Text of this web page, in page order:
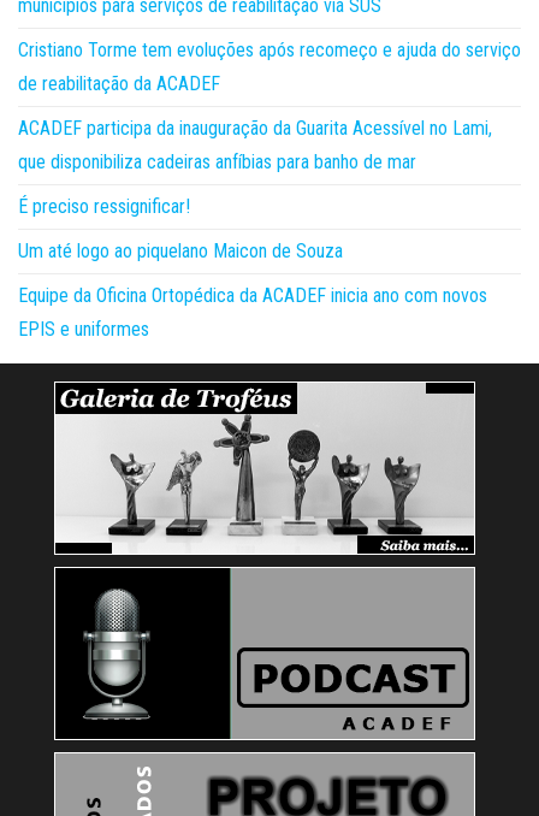
municípios para serviços de reabilitação via SUS
Cristiano Torme tem evoluções após recomeço e ajuda do serviço
de reabilitação da ACADEF
ACADEF participa da inauguração da Guarita Acessível no Lami,
que disponibiliza cadeiras anfíbias para banho de mar
É preciso ressignificar!
Um até logo ao piquelano Maicon de Souza
Equipe da Oficina Ortopédica da ACADEF inicia ano com novos
EPIS e uniformes